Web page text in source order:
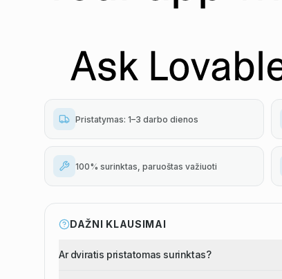
Pristatymas: 1–3 darbo dienos
100% surinktas, paruoštas važiuoti
DAŽNI KLAUSIMAI
Ar dviratis pristatomas surinktas?